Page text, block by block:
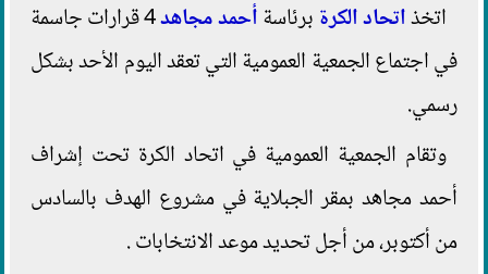
اتخذاتحاد الكرة برئاسةأحمد مجاهد 4 قرارات جاسمة
في اجتماع الجمعية العمومية التي تعقد اليوم الأحد بشكل
رسمي.
وتقام الجمعية العمومية في اتحاد الكرة تحت إشراف
أحمد مجاهد بمقر الجبلاية في مشروع الهدف بالسادس
من أكتوبر، من أجل تحديد موعد الانتخابات .